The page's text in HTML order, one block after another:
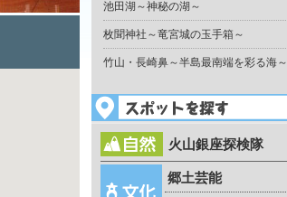
池田湖～神秘の湖～
枚聞神社～竜宮城の玉手箱～
竹山・長崎鼻～半島最南端を彩る海～
火山銀座探検隊
郷土芸能